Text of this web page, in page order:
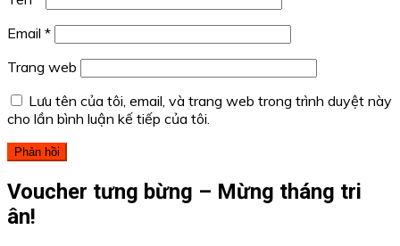
Email *
Trang web
Lưu tên của tôi, email, và trang web trong trình duyệt này
cho lần bình luận kế tiếp của tôi.
Voucher tưng bừng – Mừng tháng tri
ân!